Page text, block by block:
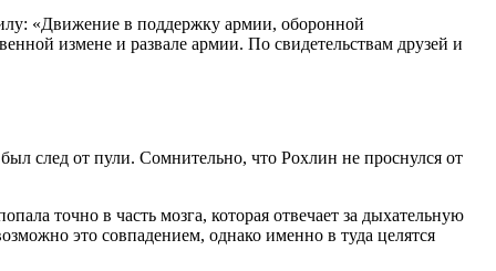
«Движение в поддержку армии, оборонной
измене и развале армии. По свидетельствам друзей и
след от пули. Сомнительно, что Рохлин не проснулся от
точно в часть мозга, которая отвечает за дыхательную
это совпадением, однако именно в туда целятся